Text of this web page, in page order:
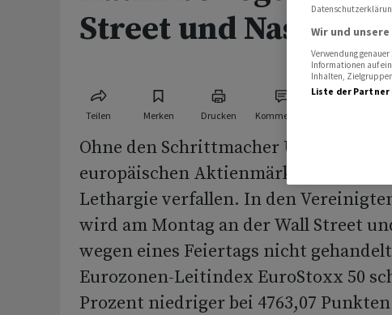
Street und Nasdaq
Teilen Merken Drucken Kommentare
Ohne den Schrittmacher US-Börsen
europäischen Aktienmärkte zum
Lethargie verfallen. In den
wird am Montag an der Wall Street
wegen eines Feiertags nicht
Eurozonen-Leitindex EuroStoxx 50
Prozent niedriger bei 4763,07
Wir und
Verwendung
Informationen auf
Inhalten,
Liste der